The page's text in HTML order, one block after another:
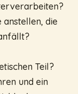
anstellen, die
Teil?
und ein